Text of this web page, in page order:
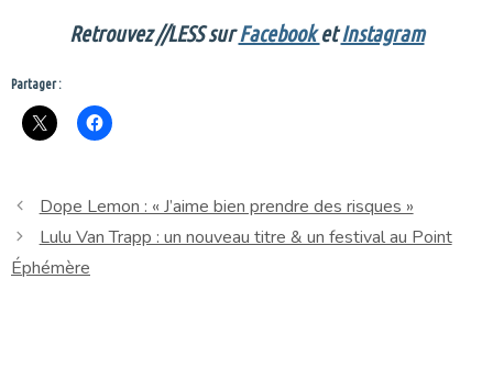
Retrouvez //LESS surFacebooketInstagram
Partager :
Dope Lemon : « J’aime bien prendre des risques »
Lulu Van Trapp : un nouveau titre & un festival au Point
Éphémère